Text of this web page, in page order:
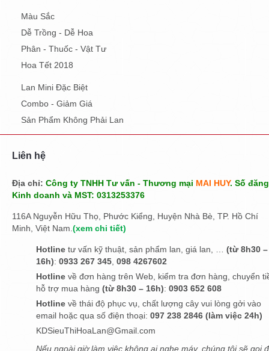
Màu Sắc
Dễ Trồng - Dễ Hoa
Phân - Thuốc - Vật Tư
Hoa Tết 2018
Lan Mini Đặc Biệt
Combo - Giảm Giá
Sản Phẩm Không Phải Lan
Liên hệ
Địa chỉ: Công ty TNHH Tư vấn - Thương mại MAI HUY. Số
Kinh doanh và MST: 0313253376
116A Nguyễn Hữu Thọ, Phước Kiểng, Huyện Nhà Bè, TP. Hồ Chí
Minh, Việt Nam.(xem chi tiết)
Hotline tư vấn kỹ thuật, sản phẩm lan, giá lan, … (từ 8h30 –
16h): 0933 267 345, 098 4267602
Hotline về đơn hàng trên Web, kiểm tra đơn hàng, chuyển
hỗ trợ mua hàng (từ 8h30 – 16h): 0903 652 608
Hotline về thái độ phục vụ, chất lượng cây vui lòng gởi vào
email hoặc qua số điện thoại: 097 238 2846 (làm việc 24h)
KDSieuThiHoaLan@Gmail.com
Nếu ngoài giờ làm việc không ai nghe máy, chúng tôi sẽ gọi